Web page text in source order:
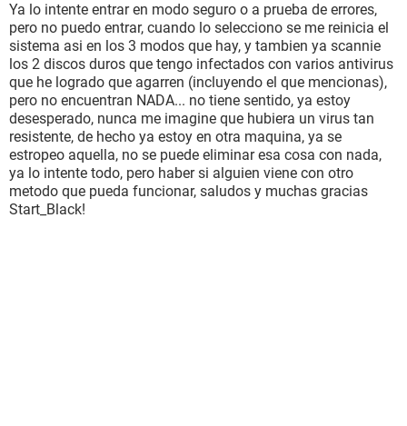
Ya lo intente entrar en modo seguro o a prueba de errores,
pero no puedo entrar, cuando lo selecciono se me reinicia el
sistema asi en los 3 modos que hay, y tambien ya scannie
los 2 discos duros que tengo infectados con varios antivirus
que he logrado que agarren (incluyendo el que mencionas),
pero no encuentran NADA... no tiene sentido, ya estoy
desesperado, nunca me imagine que hubiera un virus tan
resistente, de hecho ya estoy en otra maquina, ya se
estropeo aquella, no se puede eliminar esa cosa con nada,
ya lo intente todo, pero haber si alguien viene con otro
metodo que pueda funcionar, saludos y muchas gracias
Start_Black!